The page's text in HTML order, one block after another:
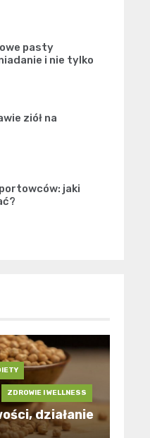
pasty
i nie tylko
ziół na
jaki
ZDROWIE I WELLNESS
działanie